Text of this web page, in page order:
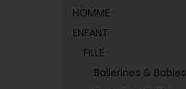
HOMME
ENFANT
FILLE
Ballerines & Babies